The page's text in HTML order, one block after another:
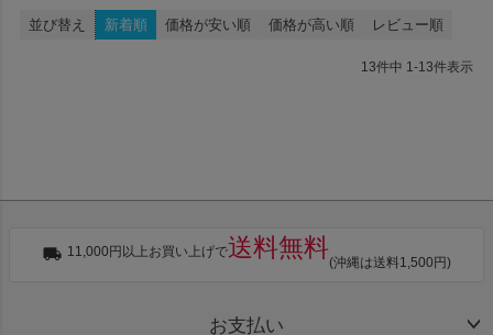
並び替え 新着順 価格が安い順 価格が高い順 レビュー順
13件中 1-13件表示
11,000円以上お買い上げで送料無料
(沖縄は送料1,500円)
お支払い